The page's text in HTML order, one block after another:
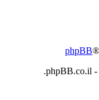
phpBB